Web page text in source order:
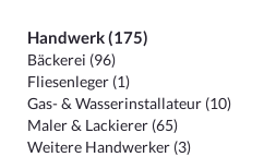
Handwerk (175)
Bäckerei (96)
Fliesenleger (1)
Gas- & Wasserinstallateur (10)
Maler & Lackierer (65)
Weitere Handwerker (3)